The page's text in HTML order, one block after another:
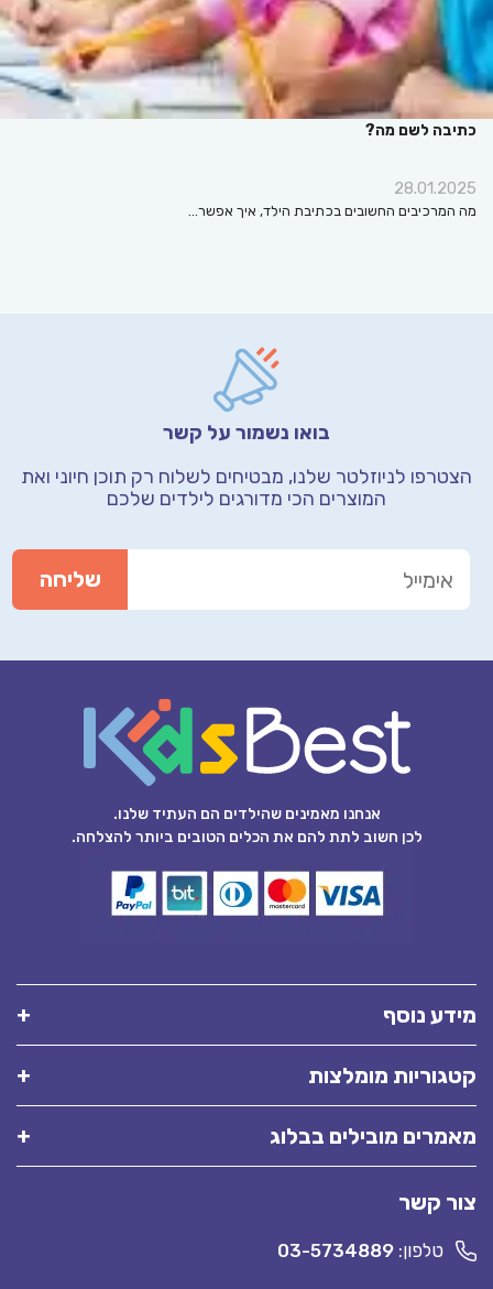
כתיבה לשם מה?
28.01.2025
מה המרכיבים החשובים בכתיבת הילד, איך אפשר…
בואו נשמור על קשר
הצטרפו לניוזלטר שלנו, מבטיחים לשלוח רק תוכן חיוני ואת
המוצרים הכי מדורגים לילדים שלכם
אנחנו מאמינים שהילדים הם העתיד שלנו.
לכן חשוב לתת להם את הכלים הטובים ביותר להצלחה.
מידע נוסף
קטגוריות מומלצות
מאמרים מובילים בבלוג
צור קשר
טלפון: 03-5734889